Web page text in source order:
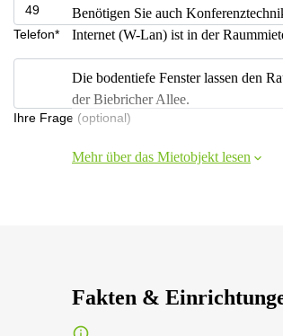
Telefon*
Ihre Frage (optional)
Benötigen Sie auch
Internet (W-Lan) ist in der
Die bodentiefe Fenster lassen den
der
Mehr über das Mietobjekt lesen
Fakten &